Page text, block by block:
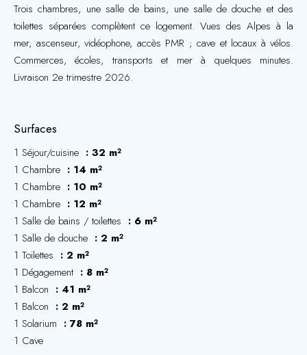
Trois chambres, une salle de bains, une salle de douche et des
toilettes séparées complètent ce logement. Vues des Alpes à la
mer, ascenseur, vidéophone, accès PMR ; cave et locaux à vélos.
Commerces, écoles, transports et mer à quelques minutes.
Livraison 2e trimestre 2026.
Surfaces
1 Séjour/cuisine
32 m²
1 Chambre
14 m²
1 Chambre
10 m²
1 Chambre
12 m²
1 Salle de bains / toilettes
6 m²
1 Salle de douche
2 m²
1 Toilettes
2 m²
1 Dégagement
8 m²
1 Balcon
41 m²
1 Balcon
2 m²
1 Solarium
78 m²
1 Cave